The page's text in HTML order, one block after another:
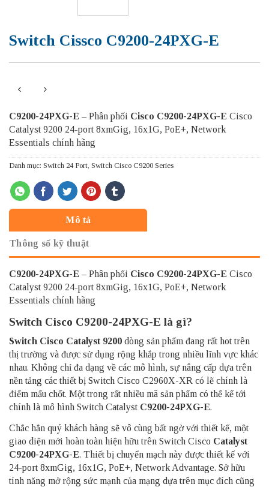
Switch Cissco C9200-24PXG-E
C9200-24PXG-E – Phân phối Cisco C9200-24PXG-E Cisco
Catalyst 9200 24-port 8xmGig, 16x1G, PoE+, Network
Essentials chính hãng
Danh mục: Switch 24 Port Switch Cisco C9200 Series
Mô tả
Thông số kỹ thuật
C9200-24PXG-E – Phân phối Cisco C9200-24PXG-E Cisco
Catalyst 9200 24-port 8xmGig, 16x1G, PoE+, Network
Essentials chính hãng
Switch Cisco C9200-24PXG-E là gì?
Switch Cisco Catalyst 9200 dòng sản phẩm đang rất hot trên
thị trường và được sử dụng rộng khắp trong nhiều lĩnh vực khác
nhau. Không chỉ đa dạng về các mô hình, sự nâng cấp dựa trên
nền tảng các thiết bị Switch Cisco C2960X-XR có lẽ chính là
điểm mấu chốt. Một trong rất nhiều mã sản phẩm có thể kể tới
chính là mô hình Switch Catalyst C9200-24PXG-E.
Chắc hẳn quý khách hàng sẽ vô cùng bất ngờ với thiết kế, một
giao diện mới hoàn toàn hiện hữu trên Switch Cisco Catalyst
C9200-24PXG-E. Thiết bị chuyển mạch này được thiết kế với
24-port 8xmGig, 16x1G, PoE+, Network Advantage. Sở hữu
tính năng mở rộng sức mạnh của mạng dựa trên mục đích cũng